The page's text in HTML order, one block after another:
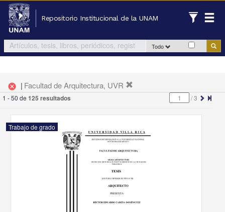
Repositorio Institucional de la UNAM
Todo
cancel | Facultad de Arquitectura, UVR
1 - 50 de 125 resultados /3
Trabajo de grado